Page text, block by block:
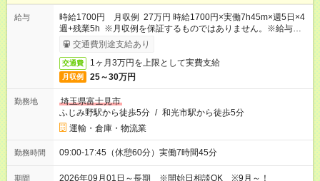
給与
時給1700円 月収例 27万円 時給1700円×実働7h45m×週5日×4
週+残業5h ※月収例を保証するものではありません。※給与即受
取りサービス利用可（利用条件有）
交通費別途支給あり
交通費 1ヶ月3万円を上限として実費支給
月収例 25～30万円
勤務地
埼玉県富士見市
ふじみ野駅から徒歩5分 / 和光市駅から徒歩5分
運輸・倉庫・物流業
勤務時間 09:00-17:45（休憩60分）実働7時間45分
期間 2026年09月01日～長期 ※開始日相談OK ※9月～！